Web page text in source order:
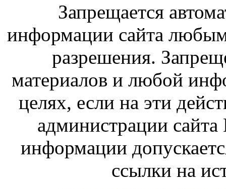
Запрещается
информации сайта
разрешения.
материалов и любой
целях, если на эти
администрации
информации
ссылки на